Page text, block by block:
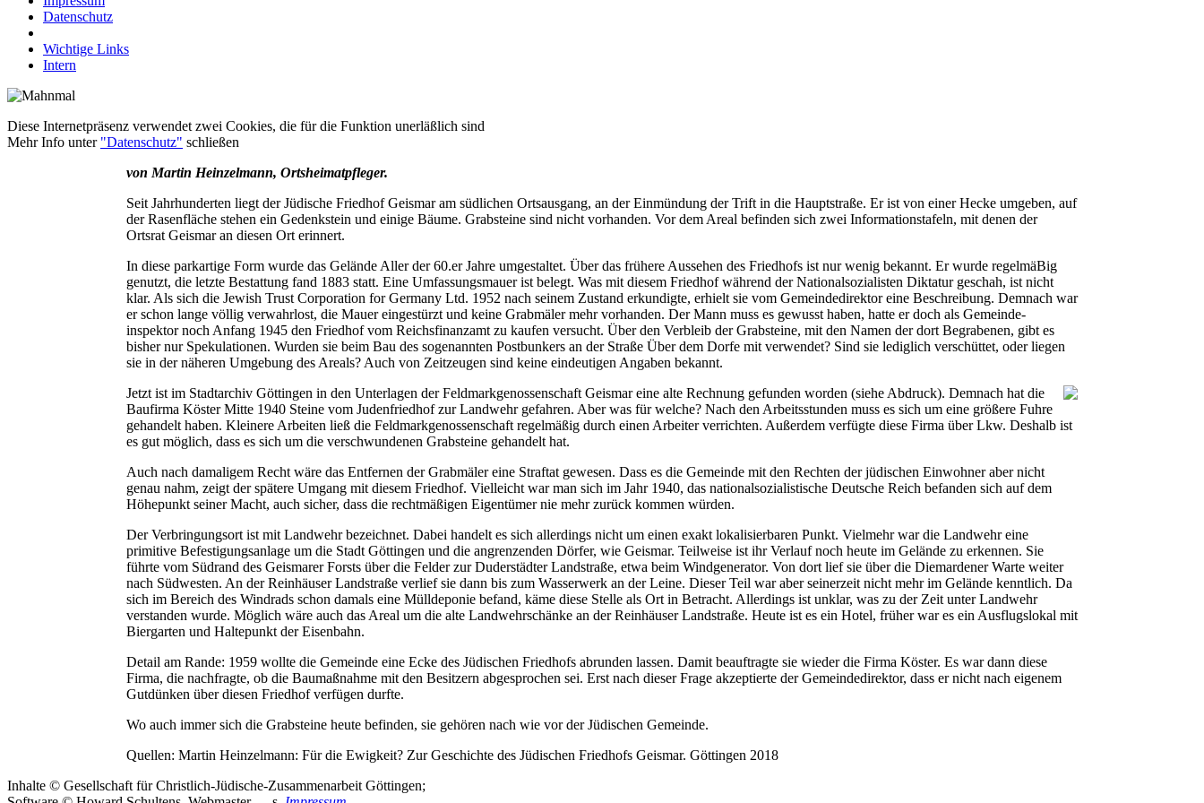
Datenschutz
Wichtige Links
Intern
Diese Internetpräsenz verwendet zwei Cookies, die für die Funktion unerläßlich sind
Mehr Info unter "Datenschutz" schließen
von Martin Heinzelmann, Ortsheimatpfleger.
Seit Jahrhunderten liegt der Jüdische Friedhof Geismar am südlichen Ortsausgang, an der Einmündung der Trift in die Hauptstraße. Er ist von einer Hecke umgeben, auf
der Rasenfläche stehen ein Gedenkstein und einige Bäume. Grabsteine sind nicht vorhanden. Vor dem Areal befinden sich zwei Informationstafeln, mit denen der
Ortsrat Geismar an diesen Ort erinnert.
In diese parkartige Form wurde das Gelände Aller der 60.er Jahre umgestaltet. Über das frühere Aussehen des Friedhofs ist nur wenig bekannt. Er wurde regelmäBig
genutzt, die letzte Bestattung fand 1883 statt. Eine Umfassungsmauer ist belegt. Was mit diesem Friedhof während der Nationalsozialisten Diktatur geschah, ist nicht
klar. Als sich die Jewish Trust Corporation for Germany Ltd. 1952 nach seinem Zustand erkundigte, erhielt sie vom Gemeindedirektor eine Beschreibung. Demnach war
er schon lange völlig verwahrlost, die Mauer eingestürzt und keine Grabmäler mehr vorhanden. Der Mann muss es gewusst haben, hatte er doch als Gemeinde-
inspektor noch Anfang 1945 den Friedhof vom Reichsfinanzamt zu kaufen versucht. Über den Verbleib der Grabsteine, mit den Namen der dort Begrabenen, gibt es
bisher nur Spekulationen. Wurden sie beim Bau des sogenannten Postbunkers an der Straße Über dem Dorfe mit verwendet? Sind sie lediglich verschüttet, oder liegen
sie in der näheren Umgebung des Areals? Auch von Zeitzeugen sind keine eindeutigen Angaben bekannt.
Jetzt ist im Stadtarchiv Göttingen in den Unterlagen der Feldmarkgenossenschaft Geismar eine alte Rechnung gefunden worden (siehe Abdruck). Demnach hat die
Baufirma Köster Mitte 1940 Steine vom Judenfriedhof zur Landwehr gefahren. Aber was für welche? Nach den Arbeitsstunden muss es sich um eine größere Fuhre
gehandelt haben. Kleinere Arbeiten ließ die Feldmarkgenossenschaft regelmäßig durch einen Arbeiter verrichten. Außerdem verfügte diese Firma über Lkw. Deshalb ist
es gut möglich, dass es sich um die verschwundenen Grabsteine gehandelt hat.
Auch nach damaligem Recht wäre das Entfernen der Grabmäler eine Straftat gewesen. Dass es die Gemeinde mit den Rechten der jüdischen Einwohner aber nicht
genau nahm, zeigt der spätere Umgang mit diesem Friedhof. Vielleicht war man sich im Jahr 1940, das nationalsozialistische Deutsche Reich befanden sich auf dem
Höhepunkt seiner Macht, auch sicher, dass die rechtmäßigen Eigentümer nie mehr zurück kommen würden.
Der Verbringungsort ist mit Landwehr bezeichnet. Dabei handelt es sich allerdings nicht um einen exakt lokalisierbaren Punkt. Vielmehr war die Landwehr eine
primitive Befestigungsanlage um die Stadt Göttingen und die angrenzenden Dörfer, wie Geismar. Teilweise ist ihr Verlauf noch heute im Gelände zu erkennen. Sie
führte vom Südrand des Geismarer Forsts über die Felder zur Duderstädter Landstraße, etwa beim Windgenerator. Von dort lief sie über die Diemardener Warte weiter
nach Südwesten. An der Reinhäuser Landstraße verlief sie dann bis zum Wasserwerk an der Leine. Dieser Teil war aber seinerzeit nicht mehr im Gelände kenntlich. Da
sich im Bereich des Windrads schon damals eine Mülldeponie befand, käme diese Stelle als Ort in Betracht. Allerdings ist unklar, was zu der Zeit unter Landwehr
verstanden wurde. Möglich wäre auch das Areal um die alte Landwehrschänke an der Reinhäuser Landstraße. Heute ist es ein Hotel, früher war es ein Ausflugslokal mit
Biergarten und Haltepunkt der Eisenbahn.
Detail am Rande: 1959 wollte die Gemeinde eine Ecke des Jüdischen Friedhofs abrunden lassen. Damit beauftragte sie wieder die Firma Köster. Es war dann diese
Firma, die nachfragte, ob die Baumaßnahme mit den Besitzern abgesprochen sei. Erst nach dieser Frage akzeptierte der Gemeindedirektor, dass er nicht nach eigenem
Gutdünken über diesen Friedhof verfügen durfte.
Wo auch immer sich die Grabsteine heute befinden, sie gehören nach wie vor der Jüdischen Gemeinde.
Quellen: Martin Heinzelmann: Für die Ewigkeit? Zur Geschichte des Jüdischen Friedhofs Geismar. Göttingen 2018
Inhalte © Gesellschaft für Christlich-Jüdische-Zusammenarbeit Göttingen;